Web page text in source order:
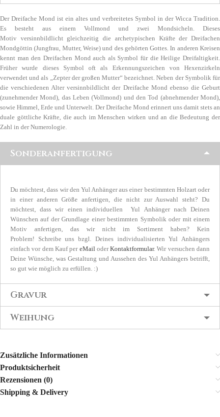
Der Dreifache Mond ist ein altes und verbreitetes Symbol in der Wicca Tradition.
Es besteht aus einem Vollmond und zwei Mondsicheln. Dieses
Motiv versinnbildlicht gleichzeitig die archetypischen Kräfte der Dreifachen
Mondgöttin (Jungfrau, Mutter, Weise) und des gehörten Gottes. In anderen Kreisen
kennt man den Dreifachen Mond auch als Symbol für die Heilige Dreifaltigkeit.
Früher wurde dieses Symbol oft als Erkennungszeichen von Hexenzirkeln
verwendet und als „Zepter der großen Mutter“ bezeichnet. Neben der Symbolik für
die verschiedenen Alter versinnbildlicht der Dreifache Mond ebenso die Geburt
(zunehmender Mond), das Leben (Vollmond) und den Tod (abnehmender Mond),
sowie Himmel, Erde und Unterwelt. Der Dreifache Mond erinnert uns damit stets an
duale göttliche Kräfte, die auch im Menschen wirken und an die Bedeutung der
Zahl in der Numerologie.
Sonderanfertigung
Du möchtest, dass wir den Yul Anhänger aus einer bestimmten Holzart oder
in einer anderen Größe anfertigen, die nicht zur Auswahl steht? Du
möchtest, dass wir einen individuellen Yul Anhänger nach Deinen
Wünschen auf der Grundlage einer bestimmten Symbolik oder mit einem
Motiv anfertigen, das wir nicht im Sortiment haben? Kein
Problem! Schreibe uns bzgl. Deines individualisierten Yul Anhängers
einfach vor dem Kauf per eMailoderKontaktformular. Wir versuchen dann
Deine Wünsche, was Gestaltung und Aussehen des Yul Anhängers betrifft,
so gut wie möglich zu erfüllen. :)
Gravur
Weihung
Zusätzliche Informationen
Produktsicherheit
Rezensionen (0)
Shipping & Delivery